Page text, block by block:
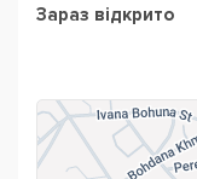
Зараз відкрито